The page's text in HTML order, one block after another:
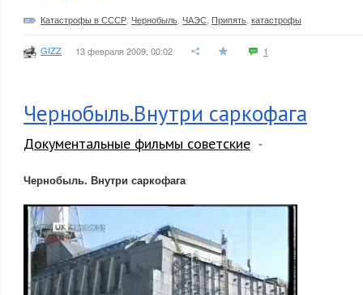
Катастрофы в СССР Чернобыль ЧАЭС Припять катастрофы
GIZZ 13 февраля 2009, 00:02 1
Чернобыль.Внутри саркофага
Документальные фильмы советские
Чернобыль. Внутри саркофага